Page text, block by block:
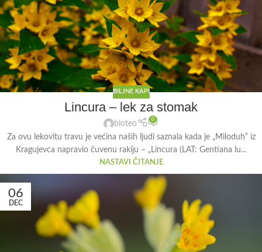
BILJNE KAPI
Lincura – lek za stomak
bioteo
0
Za ovu lekovitu travu je većina naših ljudi saznala kada je „Miloduh“ iz
Kragujevca napravio čuvenu rakiju – „Lincura (LAT: Gentiana lu...
NASTAVI ČITANJE
06
DEC